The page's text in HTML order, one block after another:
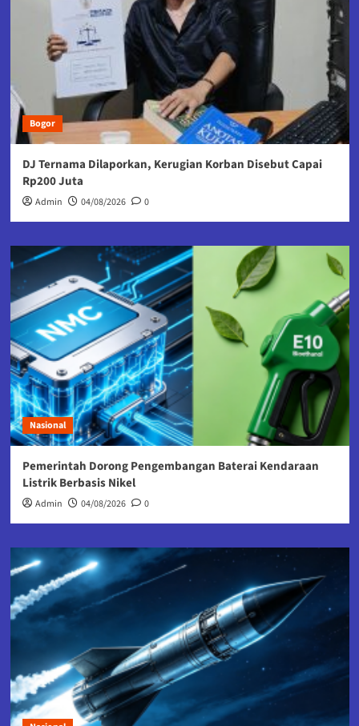
Bogor
DJ Ternama Dilaporkan, Kerugian Korban Disebut Capai
Rp200 Juta
Admin 04/08/2026 0
Nasional
Pemerintah Dorong Pengembangan Baterai Kendaraan
Listrik Berbasis Nikel
Admin 04/08/2026 0